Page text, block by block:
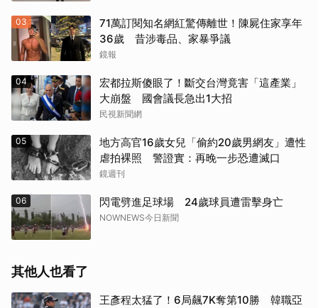
03
71萬訂閱知名網紅驚傳離世！陳屍住家享年
36歲 昔涉毒品、家暴爭議
鏡報
04
宏都拉斯傻眼了！斷交台灣竟害「這產業」
大崩盤 國會議長急出1大招
民視新聞網
05
地方高官16歲女兒「偷約20歲男網友」遭性
虐拍裸照 警證實：再晚一步恐遭滅口
鏡週刊
06 閃電劈進足球場 24歲球員遭雷擊身亡
NOWNEWS今日新聞
其他人也看了
王彥程太猛了！6局飆7K奪第10勝 韓職亞